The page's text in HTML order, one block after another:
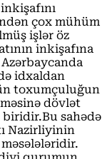
çox mühüm
işlər öz
inkişafına
idxaldan
toxumçuluğun
dövlət
sahədə
Nazirliyinin